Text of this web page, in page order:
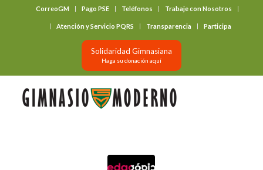
CorreoGM Pago PSE Teléfonos Trabaje con Nosotros
Atención y Servicio PQRS Transparencia Participa
Solidaridad Gimnasiana
Haga su donación aquí